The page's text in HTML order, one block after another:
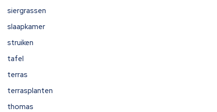
siergrassen
slaapkamer
struiken
tafel
terras
terrasplanten
thomas